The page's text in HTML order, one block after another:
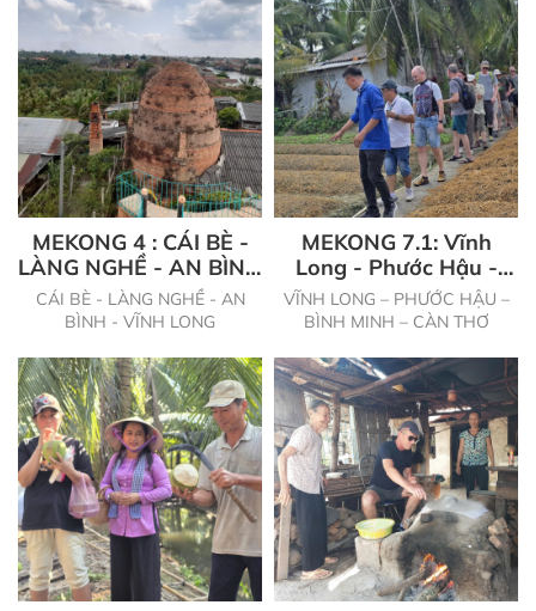
MEKONG 4 : CÁI BÈ -
LÀNG NGHỀ - AN BÌNH
- VĨNH LONG
CÁI BÈ - LÀNG NGHỀ - AN
BÌNH - VĨNH LONG
MEKONG 7.1: Vĩnh
Long - Phước Hậu -
Bình Minh - Cần Thơ
VĨNH LONG – PHƯỚC HẬU –
BÌNH MINH – CÀN THƠ